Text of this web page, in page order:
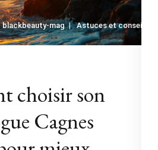
blackbeauty-mag Astuces et conseils
choisir son
Cagnes